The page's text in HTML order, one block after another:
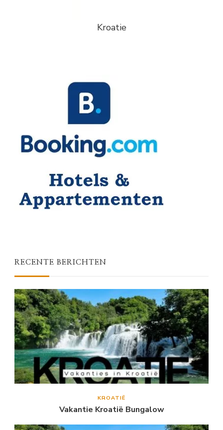
Kroatie
RECENTE BERICHTEN
KROATIË
Vakantie Kroatië Bungalow